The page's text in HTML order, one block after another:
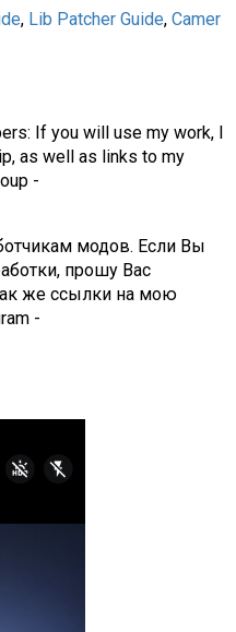
, Lib Patcher Guide, Camer
If you will use my work, I
as well as links to my
-
модов. Если Вы
прошу Вас
же ссылки на мою
-